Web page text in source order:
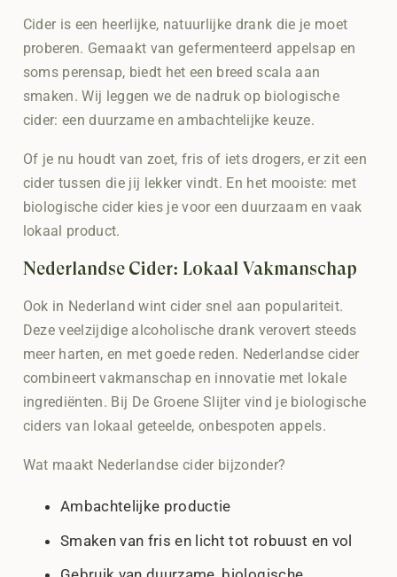
Cider is een heerlijke, natuurlijke drank die je moet
proberen. Gemaakt van gefermenteerd appelsap en
soms perensap, biedt het een breed scala aan
smaken. Wij leggen we de nadruk op biologische
cider: een duurzame en ambachtelijke keuze.
Of je nu houdt van zoet, fris of iets drogers, er zit een
cider tussen die jij lekker vindt. En het mooiste: met
biologische cider kies je voor een duurzaam en vaak
lokaal product.
Nederlandse Cider: Lokaal Vakmanschap
Ook in Nederland wint cider snel aan populariteit.
Deze veelzijdige alcoholische drank verovert steeds
meer harten, en met goede reden. Nederlandse cider
combineert vakmanschap en innovatie met lokale
ingrediënten. Bij De Groene Slijter vind je biologische
ciders van lokaal geteelde, onbespoten appels.
Wat maakt Nederlandse cider bijzonder?
Ambachtelijke productie
Smaken van fris en licht tot robuust en vol